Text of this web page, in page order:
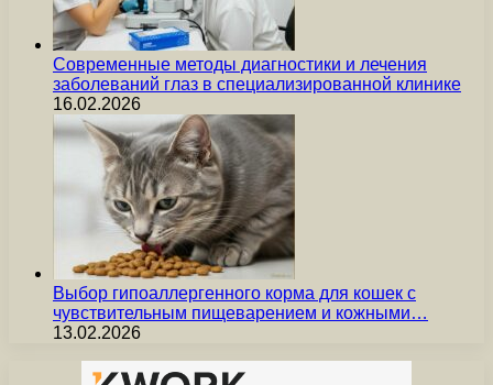
Современные методы диагностики и лечения
заболеваний глаз в специализированной клинике
16.02.2026
Выбор гипоаллергенного корма для кошек с
чувствительным пищеварением и кожными…
13.02.2026